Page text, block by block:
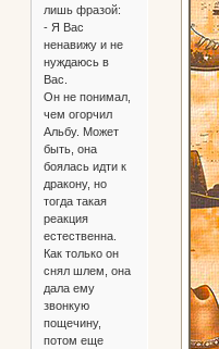
лишь фразой:
- Я Вас
ненавижу и не
нуждаюсь в
Вас.
Он не понимал,
чем огорчил
Альбу. Может
быть, она
боялась идти к
дракону, но
тогда такая
реакция
естественна.
Как только он
снял шлем, она
дала ему
звонкую
пощечину,
потом еще